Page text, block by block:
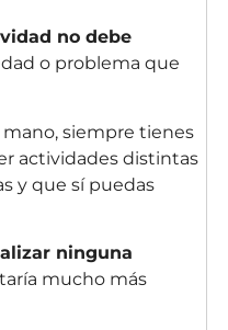
no debe
o problema que
siempre tienes
actividades distintas
y que sí puedas
ninguna
mucho más